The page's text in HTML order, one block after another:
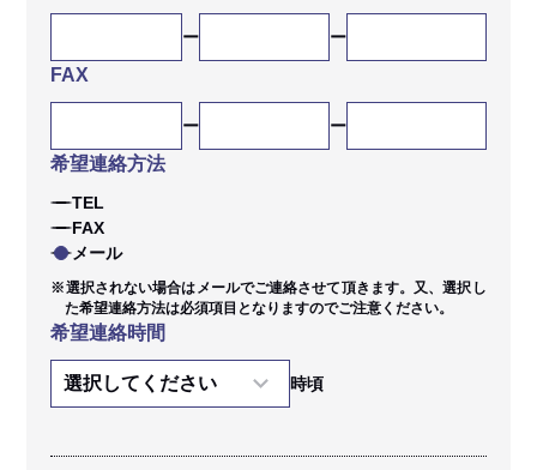
FAX
希望連絡方法
TEL
FAX
メール
※選択されない場合はメールでご連絡させて頂きます。又、選択し
た希望連絡方法は必須項目となりますのでご注意ください。
希望連絡時間
時頃